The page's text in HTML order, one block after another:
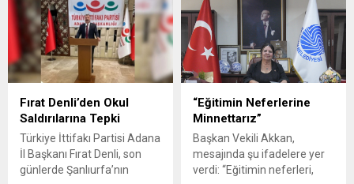
Kozan ilçesi Aydın
Mahallesi’nde meydana
geldi. Ali Ersoy’un oğlu Y.E.,
iddiaya göre iki yom önce
E.K.’nın kızını kaçırarak
evlendi. Bunun üzerine...
makam toplantı salonunda
gerçekleştirildi. Vali
Yardımcısı İbrahim Küçük ve
ilgili kamu kurum
temsilcilerinin katıldığı
toplantıda, şehrimizin trafik
güvenliğine ilişkin mevcut
analiz edilerek atılması
gereken stratejik adımlar
istişare edildi. Toplantıda
Fırat Denli’den Okul
Saldırılarına Tepki
Türkiye İttifakı Partisi Adana
İl Başkanı Fırat Denli, son
günlerde Şanlıurfa’nın
“Eğitimin Neferlerine
Minnettarız”
Başkan Vekili Akkan,
mesajında şu ifadelere yer
verdi: “Eğitimin neferleri,